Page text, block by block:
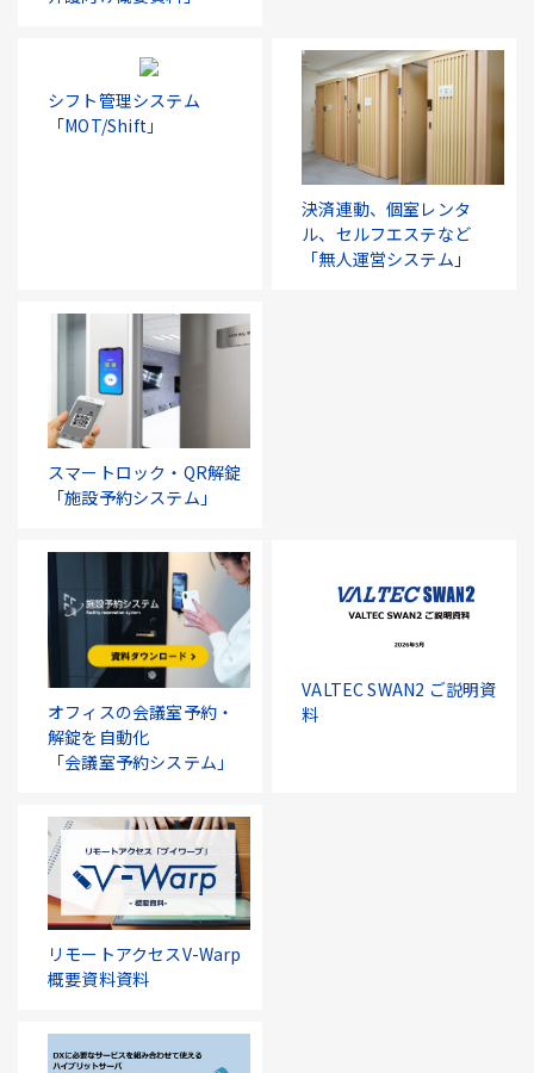
シフト管理システム
「MOT/Shift」
決済連動、個室レンタ
ル、セルフエステなど
「無人運営システム」
スマートロック・QR解錠
「施設予約システム」
オフィスの会議室予約・
解錠を自動化
「会議室予約システム」
VALTEC SWAN2 ご説明資
料
リモートアクセスV-Warp
概要資料資料